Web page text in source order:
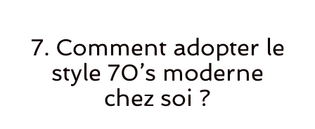
7. Comment adopter le
style 70’s moderne
chez soi ?